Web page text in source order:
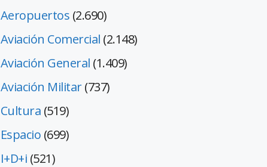
Aeropuertos (2.690)
Aviación Comercial (2.148)
Aviación General (1.409)
Aviación Militar(737)
Cultura (519)
Espacio (699)
I+D+i (521)